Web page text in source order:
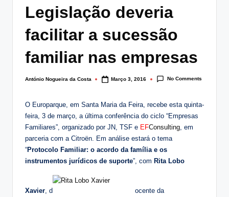
Legislação deveria
facilitar a sucessão
familiar nas empresas
Posted
António Nogueira da Costa Março 3, 2016 No Comments
O Europarque, em Santa Maria da Feira, recebe esta quinta-
feira, 3 de março, a última conferência do ciclo “Empresas
Familiares”, organizado por JN, TSF e EFConsulting, em
parceria com a Citroën. Em análise estará o tema
“Protocolo Familiar: o acordo da família e os
instrumentos jurídicos de suporte”, com Rita Lobo
Xavier, d
ocente da